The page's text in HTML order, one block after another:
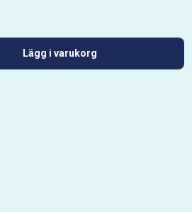
Lägg i varukorg